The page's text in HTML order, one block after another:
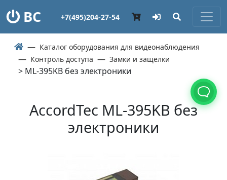
ВС +7(495)204-27-54
Каталог оборудования для видеонаблюдения
Контроль доступа
Замки и защелки
> ML-395KB без электроники
AccordTec ML-395KB без
электроники